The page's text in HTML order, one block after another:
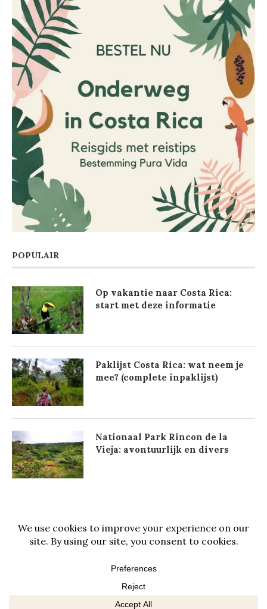
POPULAIR
Op vakantie naar Costa Rica:
start met deze informatie
Paklijst Costa Rica: wat neem je
mee? (complete inpaklijst)
Nationaal Park Rincon de la
Vieja: avontuurlijk en divers
@2021 - All Right Reserved. Designed and Developed by